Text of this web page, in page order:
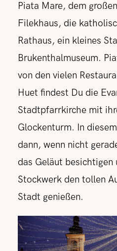
Piata Mare, dem
Filekhaus, die
Rathaus, ein kleines
Brukenthalmuseum.
von den vielen
Huet findest Du die
Stadtpfarrkirche mit
Glockenturm. In
dann, wenn nicht
das Geläut besichtigen
Stockwerk den tollen
Stadt genießen.